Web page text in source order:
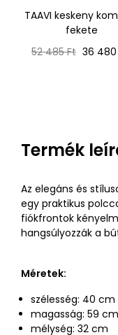
TAAVI keskeny
fekete
Normál
52 485 Ft Ár
36 480
Termék
Az elegáns és
egy praktikus
fiókfrontok
hangsúlyozzák a
Méretek:
szélesség: 40 cm
magasság: 59 cm
mélység: 32 cm